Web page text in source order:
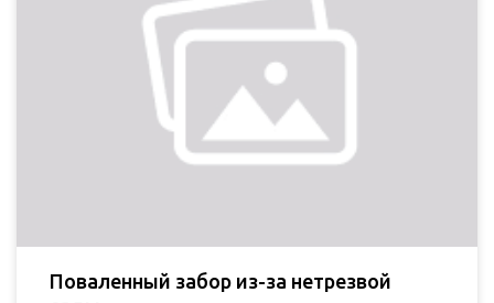
Поваленный забор из-за нетрезвой